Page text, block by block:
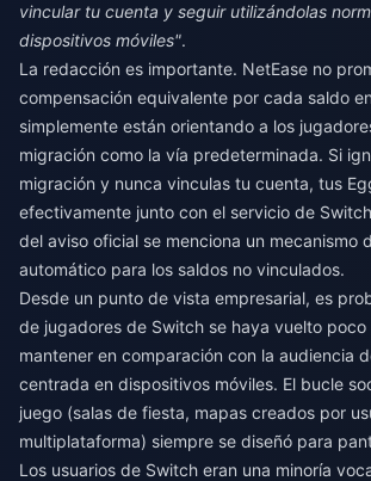
vincular tu cuenta y seguir utilizándolas
dispositivos móviles".
La redacción es importante. NetEase no
compensación equivalente por cada saldo
simplemente están orientando a los
migración como la vía predeterminada. Si
migración y nunca vinculas tu cuenta, tus
efectivamente junto con el servicio de
del aviso oficial se menciona un mecanismo
automático para los saldos no vinculados.
Desde un punto de vista empresarial, es
de jugadores de Switch se haya vuelto
mantener en comparación con la audiencia
centrada en dispositivos móviles. El bucle
juego (salas de fiesta, mapas creados por
multiplataforma) siempre se diseñó para
Los usuarios de Switch eran una minoría